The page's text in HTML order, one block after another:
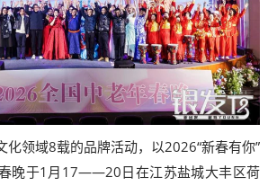
化领域8载的品牌活动，以2026“新春有你”
晚于1月17——20日在江苏盐城大丰区荷